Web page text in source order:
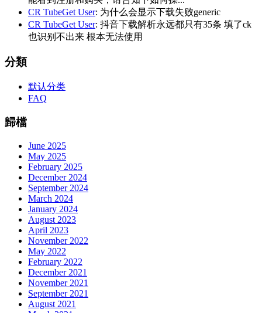
CR TubeGet User: 为什么会显示下载失败generic
CR TubeGet User: 抖音下载解析永远都只有35条 填了ck
也识别不出来 根本无法使用
分類
默认分类
FAQ
歸檔
June 2025
May 2025
February 2025
December 2024
September 2024
March 2024
January 2024
August 2023
April 2023
November 2022
May 2022
February 2022
December 2021
November 2021
September 2021
August 2021